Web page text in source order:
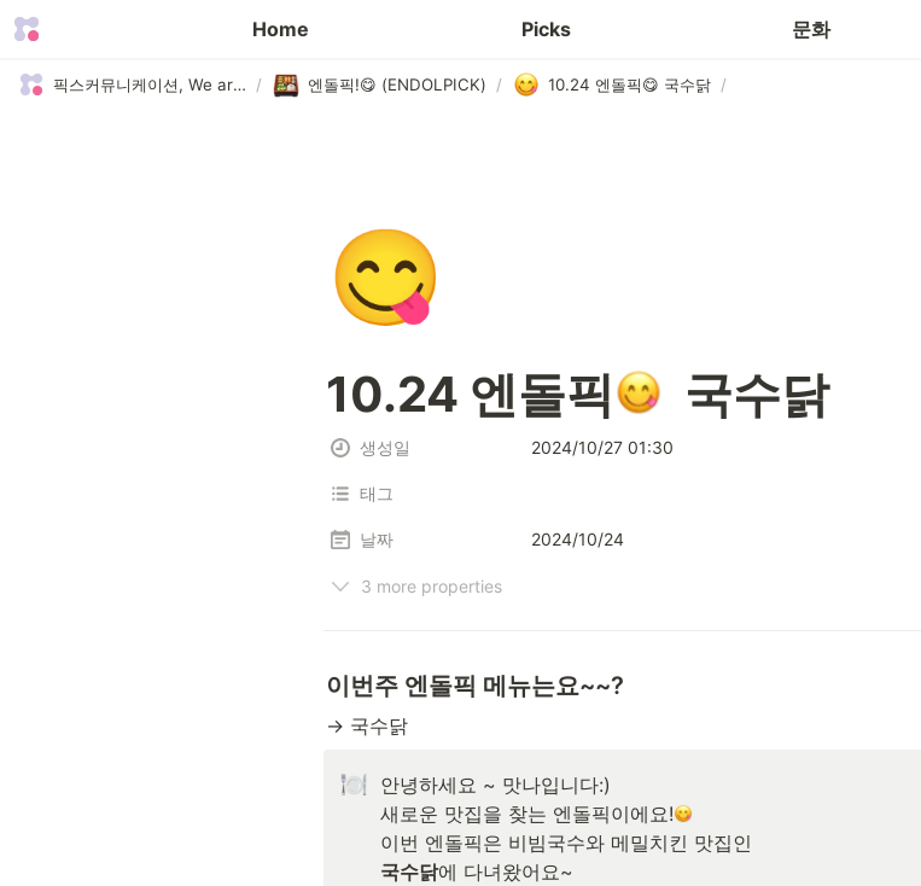
Home Picks 문화
픽스커뮤니케이션, We are Picks 😄 / 엔돌픽!😋 (ENDOLPICK) / 10.24 엔돌픽😋 국수닭 /
🛠️ 서비스 🍱 엔돌픽
😋
10.24 엔돌픽
  국수닭
생성일 2024/10/27 01:30
태그
날짜 2024/10/24
3 more properties
이번주 엔돌픽 메뉴는요~~?
→ 국수닭
안녕하세요 ~ 맛나입니다:)
새로운 맛집을 찾는 엔돌픽이에요!
국수닭에 다녀왔어요~